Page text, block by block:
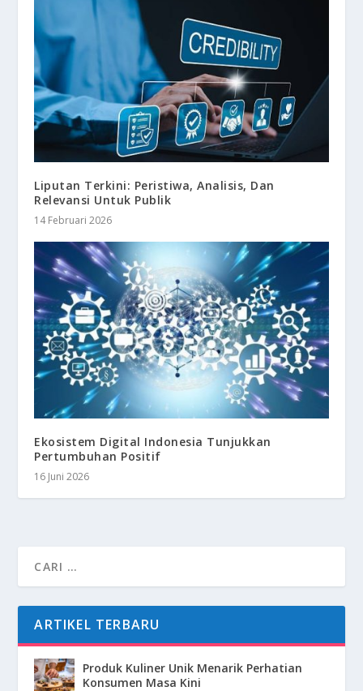
Liputan Terkini: Peristiwa, Analisis, Dan
Relevansi Untuk Publik
14 Februari 2026
Ekosistem Digital Indonesia Tunjukkan
Pertumbuhan Positif
16 Juni 2026
ARTIKEL TERBARU
Produk Kuliner Unik Menarik Perhatian
Konsumen Masa Kini